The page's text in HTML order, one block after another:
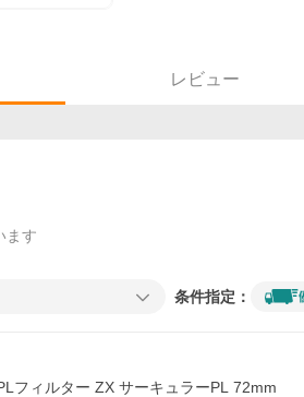
レビュー
ます
条件指定：
フィルター ZX サーキュラーPL 72mm